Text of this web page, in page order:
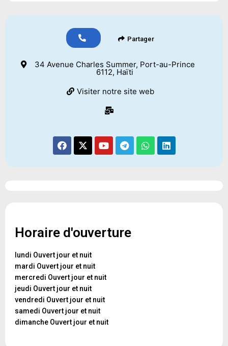
Partager
34 Avenue Charles Summer, Port-au-Prince
6112, Haïti
Visiter notre site web
Horaire d'ouverture
lundi Ouvert jour et nuit
mardi Ouvert jour et nuit
mercredi Ouvert jour et nuit
jeudi Ouvert jour et nuit
vendredi Ouvert jour et nuit
samedi Ouvert jour et nuit
dimanche Ouvert jour et nuit